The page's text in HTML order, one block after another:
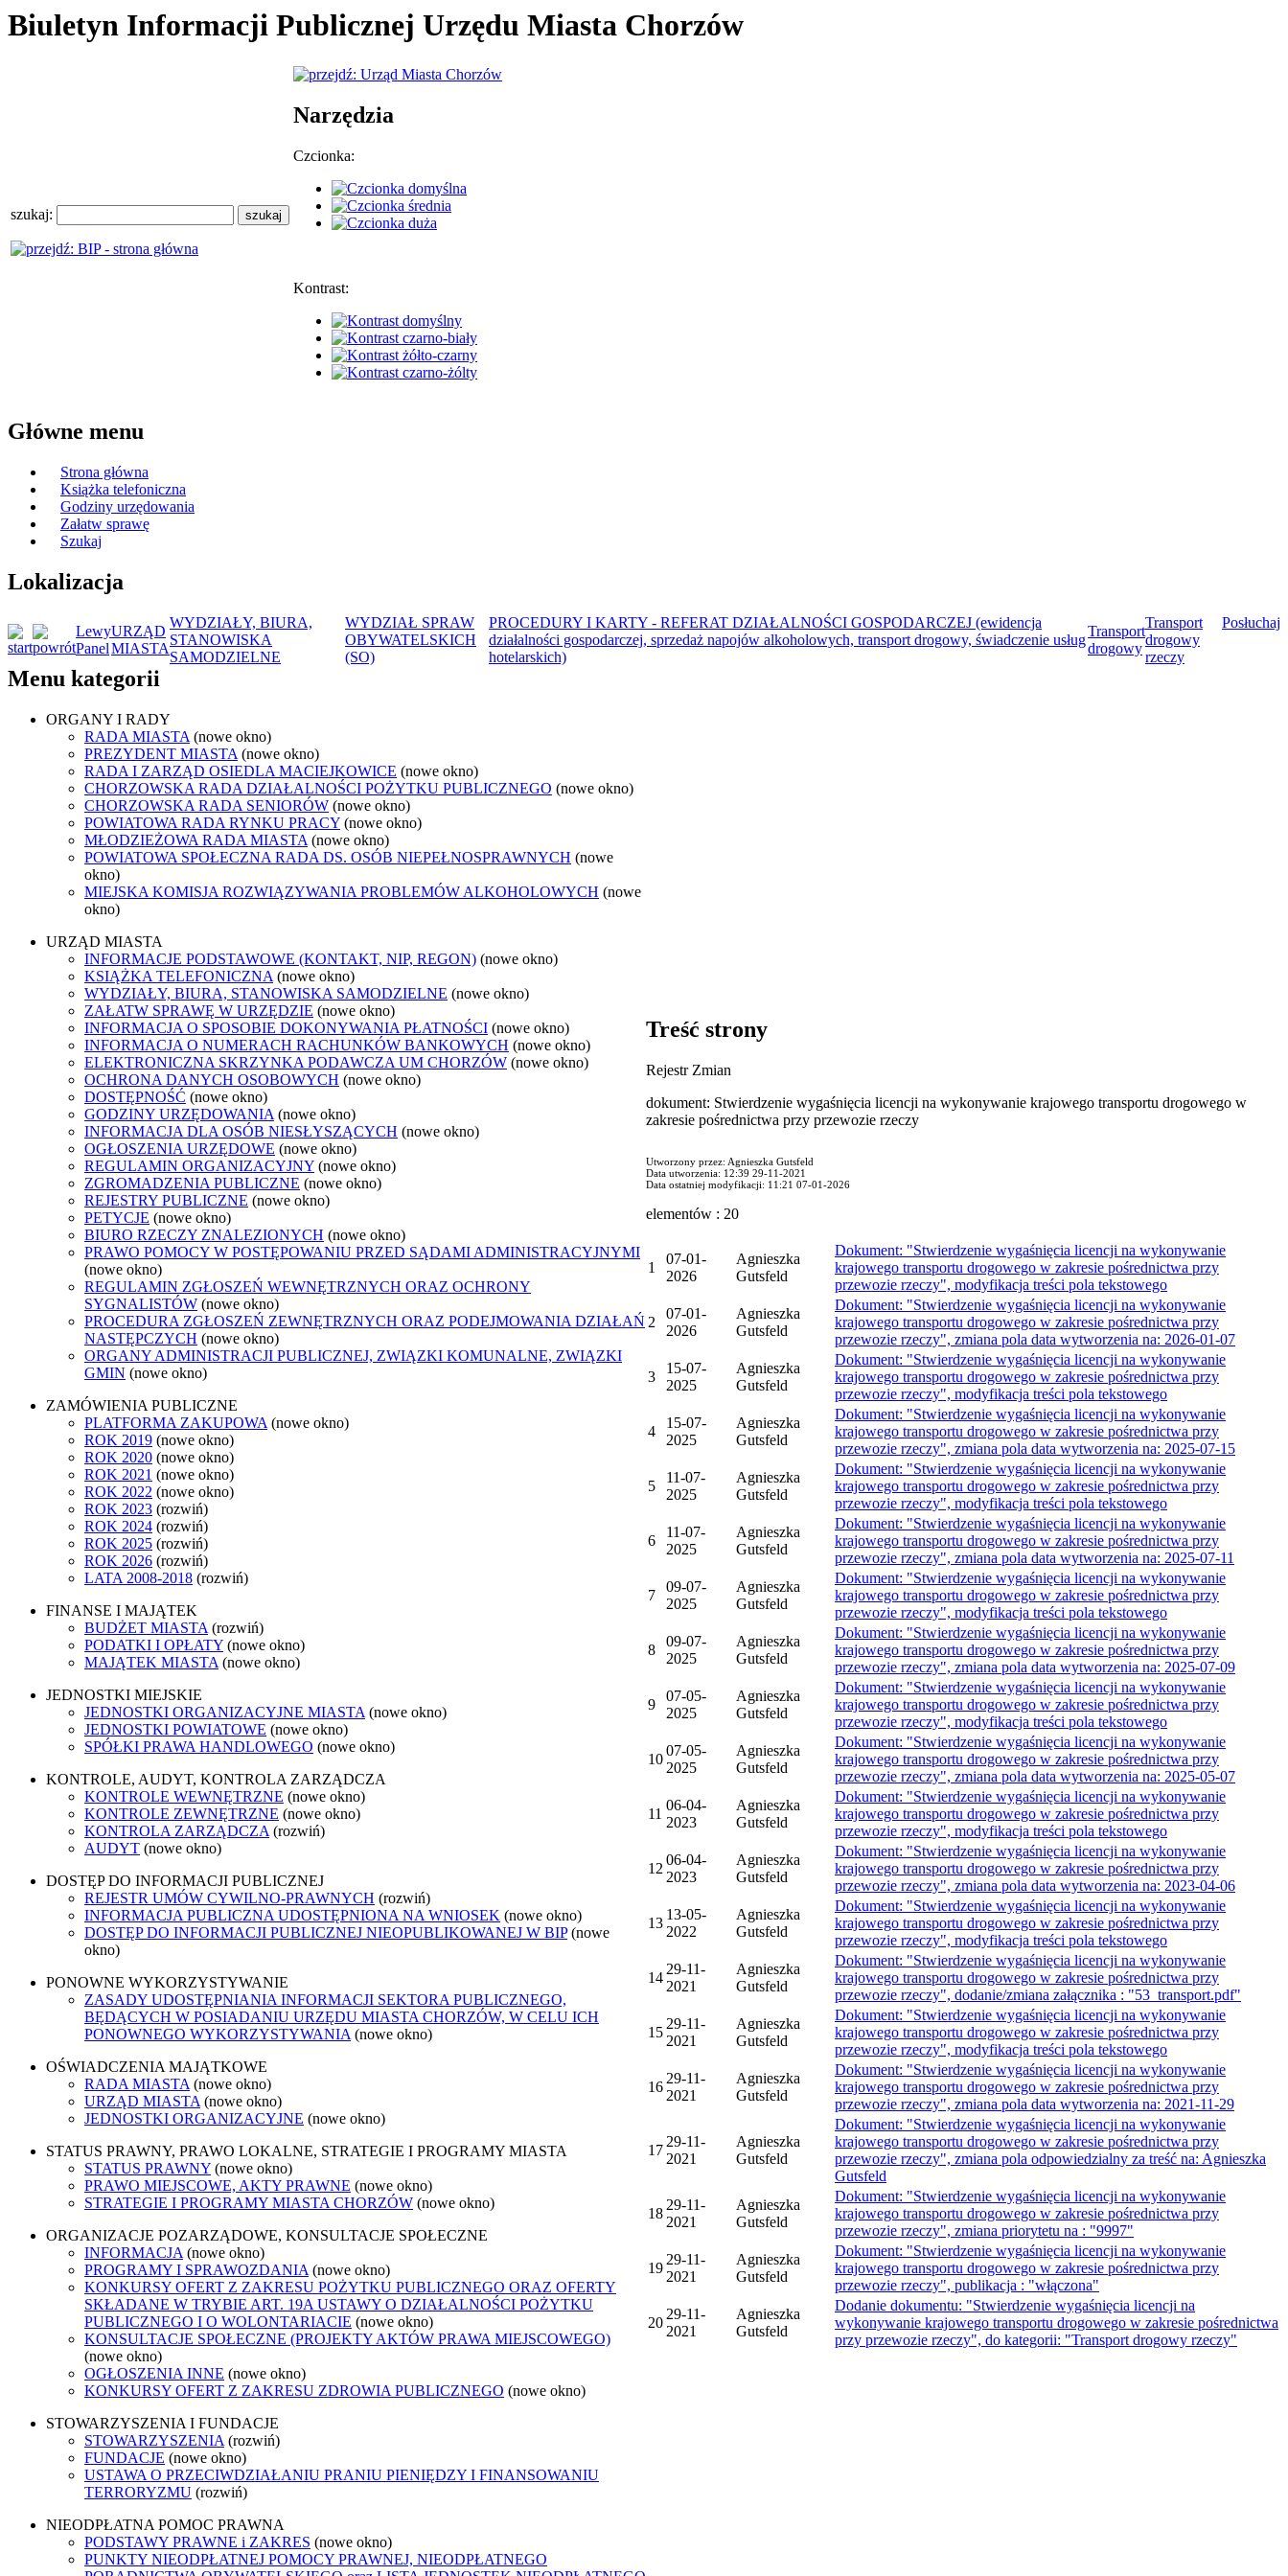
Biuletyn Informacji Publicznej Urzędu Miasta Chorzów
szukaj:
Narzędzia
Czcionka:
Kontrast:
Główne menu
Strona główna
Książka telefoniczna
Godziny urzędowania
Załatw sprawę
Szukaj
Lokalizacja
Posłuchaj
Lewy
Panel
URZĄD
MIASTA
WYDZIAŁY, BIURA,
STANOWISKA
SAMODZIELNE
WYDZIAŁ SPRAW
OBYWATELSKICH
(SO)
PROCEDURY I KARTY - REFERAT DZIAŁALNOŚCI GOSPODARCZEJ (ewidencja
działalności gospodarczej, sprzedaż napojów alkoholowych, transport drogowy, świadczenie usług
hotelarskich)
Transport
drogowy
Transport
drogowy
rzeczy
Menu kategorii
ORGANY I RADY
RADA MIASTA (nowe okno)
PREZYDENT MIASTA (nowe okno)
RADA I ZARZĄD OSIEDLA MACIEJKOWICE (nowe okno)
CHORZOWSKA RADA DZIAŁALNOŚCI POŻYTKU PUBLICZNEGO (nowe okno)
CHORZOWSKA RADA SENIORÓW (nowe okno)
POWIATOWA RADA RYNKU PRACY (nowe okno)
MŁODZIEŻOWA RADA MIASTA (nowe okno)
POWIATOWA SPOŁECZNA RADA DS. OSÓB NIEPEŁNOSPRAWNYCH (nowe
okno)
MIEJSKA KOMISJA ROZWIĄZYWANIA PROBLEMÓW ALKOHOLOWYCH (nowe
okno)
URZĄD MIASTA
INFORMACJE PODSTAWOWE (KONTAKT, NIP, REGON) (nowe okno)
KSIĄŻKA TELEFONICZNA (nowe okno)
WYDZIAŁY, BIURA, STANOWISKA SAMODZIELNE (nowe okno)
ZAŁATW SPRAWĘ W URZĘDZIE (nowe okno)
INFORMACJA O SPOSOBIE DOKONYWANIA PŁATNOŚCI (nowe okno)
INFORMACJA O NUMERACH RACHUNKÓW BANKOWYCH (nowe okno)
ELEKTRONICZNA SKRZYNKA PODAWCZA UM CHORZÓW (nowe okno)
OCHRONA DANYCH OSOBOWYCH (nowe okno)
DOSTĘPNOŚĆ (nowe okno)
GODZINY URZĘDOWANIA (nowe okno)
INFORMACJA DLA OSÓB NIESŁYSZĄCYCH (nowe okno)
OGŁOSZENIA URZĘDOWE (nowe okno)
REGULAMIN ORGANIZACYJNY (nowe okno)
ZGROMADZENIA PUBLICZNE (nowe okno)
REJESTRY PUBLICZNE (nowe okno)
PETYCJE (nowe okno)
BIURO RZECZY ZNALEZIONYCH (nowe okno)
PRAWO POMOCY W POSTĘPOWANIU PRZED SĄDAMI ADMINISTRACYJNYMI
(nowe okno)
REGULAMIN ZGŁOSZEŃ WEWNĘTRZNYCH ORAZ OCHRONY
SYGNALISTÓW (nowe okno)
PROCEDURA ZGŁOSZEŃ ZEWNĘTRZNYCH ORAZ PODEJMOWANIA DZIAŁAŃ
NASTĘPCZYCH (nowe okno)
ORGANY ADMINISTRACJI PUBLICZNEJ, ZWIĄZKI KOMUNALNE, ZWIĄZKI
GMIN (nowe okno)
ZAMÓWIENIA PUBLICZNE
PLATFORMA ZAKUPOWA (nowe okno)
ROK 2019 (nowe okno)
ROK 2020 (nowe okno)
ROK 2021 (nowe okno)
ROK 2022 (nowe okno)
ROK 2023 (rozwiń)
ROK 2024 (rozwiń)
ROK 2025 (rozwiń)
ROK 2026 (rozwiń)
LATA 2008-2018 (rozwiń)
FINANSE I MAJĄTEK
BUDŻET MIASTA (rozwiń)
PODATKI I OPŁATY (nowe okno)
MAJĄTEK MIASTA (nowe okno)
JEDNOSTKI MIEJSKIE
JEDNOSTKI ORGANIZACYJNE MIASTA (nowe okno)
JEDNOSTKI POWIATOWE (nowe okno)
SPÓŁKI PRAWA HANDLOWEGO (nowe okno)
KONTROLE, AUDYT, KONTROLA ZARZĄDCZA
KONTROLE WEWNĘTRZNE (nowe okno)
KONTROLE ZEWNĘTRZNE (nowe okno)
KONTROLA ZARZĄDCZA (rozwiń)
AUDYT (nowe okno)
DOSTĘP DO INFORMACJI PUBLICZNEJ
REJESTR UMÓW CYWILNO-PRAWNYCH (rozwiń)
INFORMACJA PUBLICZNA UDOSTĘPNIONA NA WNIOSEK (nowe okno)
DOSTĘP DO INFORMACJI PUBLICZNEJ NIEOPUBLIKOWANEJ W BIP (nowe
okno)
PONOWNE WYKORZYSTYWANIE
ZASADY UDOSTĘPNIANIA INFORMACJI SEKTORA PUBLICZNEGO,
BĘDĄCYCH W POSIADANIU URZĘDU MIASTA CHORZÓW, W CELU ICH
PONOWNEGO WYKORZYSTYWANIA (nowe okno)
OŚWIADCZENIA MAJĄTKOWE
RADA MIASTA (nowe okno)
URZĄD MIASTA (nowe okno)
JEDNOSTKI ORGANIZACYJNE (nowe okno)
STATUS PRAWNY, PRAWO LOKALNE, STRATEGIE I PROGRAMY MIASTA
STATUS PRAWNY (nowe okno)
PRAWO MIEJSCOWE, AKTY PRAWNE (nowe okno)
STRATEGIE I PROGRAMY MIASTA CHORZÓW (nowe okno)
ORGANIZACJE POZARZĄDOWE, KONSULTACJE SPOŁECZNE
INFORMACJA (nowe okno)
PROGRAMY I SPRAWOZDANIA (nowe okno)
KONKURSY OFERT Z ZAKRESU POŻYTKU PUBLICZNEGO ORAZ OFERTY
SKŁADANE W TRYBIE ART. 19A USTAWY O DZIAŁALNOŚCI POŻYTKU
PUBLICZNEGO I O WOLONTARIACIE (nowe okno)
KONSULTACJE SPOŁECZNE (PROJEKTY AKTÓW PRAWA MIEJSCOWEGO)
(nowe okno)
OGŁOSZENIA INNE (nowe okno)
KONKURSY OFERT Z ZAKRESU ZDROWIA PUBLICZNEGO (nowe okno)
STOWARZYSZENIA I FUNDACJE
STOWARZYSZENIA (rozwiń)
FUNDACJE (nowe okno)
USTAWA O PRZECIWDZIAŁANIU PRANIU PIENIĘDZY I FINANSOWANIU
TERRORYZMU (rozwiń)
NIEODPŁATNA POMOC PRAWNA
PODSTAWY PRAWNE i ZAKRES (nowe okno)
PUNKTY NIEODPŁATNEJ POMOCY PRAWNEJ, NIEODPŁATNEGO
Treść strony
Rejestr Zmian
dokument: Stwierdzenie wygaśnięcia licencji na wykonywanie krajowego transportu drogowego w
zakresie pośrednictwa przy przewozie rzeczy
Utworzony przez: Agnieszka Gutsfeld
Data utworzenia: 12:39 29-11-2021
Data ostatniej modyfikacji: 11:21 07-01-2026
elementów : 20
1
07-01-
2026
Agnieszka
Gutsfeld
Dokument: "Stwierdzenie wygaśnięcia licencji na wykonywanie
krajowego transportu drogowego w zakresie pośrednictwa przy
przewozie rzeczy", modyfikacja treści pola tekstowego
2
07-01-
2026
Agnieszka
Gutsfeld
Dokument: "Stwierdzenie wygaśnięcia licencji na wykonywanie
krajowego transportu drogowego w zakresie pośrednictwa przy
przewozie rzeczy", zmiana pola data wytworzenia na: 2026-01-07
3
15-07-
2025
Agnieszka
Gutsfeld
Dokument: "Stwierdzenie wygaśnięcia licencji na wykonywanie
krajowego transportu drogowego w zakresie pośrednictwa przy
przewozie rzeczy", modyfikacja treści pola tekstowego
4
15-07-
2025
Agnieszka
Gutsfeld
Dokument: "Stwierdzenie wygaśnięcia licencji na wykonywanie
krajowego transportu drogowego w zakresie pośrednictwa przy
przewozie rzeczy", zmiana pola data wytworzenia na: 2025-07-15
5
11-07-
2025
Agnieszka
Gutsfeld
Dokument: "Stwierdzenie wygaśnięcia licencji na wykonywanie
krajowego transportu drogowego w zakresie pośrednictwa przy
przewozie rzeczy", modyfikacja treści pola tekstowego
6
11-07-
2025
Agnieszka
Gutsfeld
Dokument: "Stwierdzenie wygaśnięcia licencji na wykonywanie
krajowego transportu drogowego w zakresie pośrednictwa przy
przewozie rzeczy", zmiana pola data wytworzenia na: 2025-07-11
7
09-07-
2025
Agnieszka
Gutsfeld
Dokument: "Stwierdzenie wygaśnięcia licencji na wykonywanie
krajowego transportu drogowego w zakresie pośrednictwa przy
przewozie rzeczy", modyfikacja treści pola tekstowego
8
09-07-
2025
Agnieszka
Gutsfeld
Dokument: "Stwierdzenie wygaśnięcia licencji na wykonywanie
krajowego transportu drogowego w zakresie pośrednictwa przy
przewozie rzeczy", zmiana pola data wytworzenia na: 2025-07-09
9
07-05-
2025
Agnieszka
Gutsfeld
Dokument: "Stwierdzenie wygaśnięcia licencji na wykonywanie
krajowego transportu drogowego w zakresie pośrednictwa przy
przewozie rzeczy", modyfikacja treści pola tekstowego
10
07-05-
2025
Agnieszka
Gutsfeld
Dokument: "Stwierdzenie wygaśnięcia licencji na wykonywanie
krajowego transportu drogowego w zakresie pośrednictwa przy
przewozie rzeczy", zmiana pola data wytworzenia na: 2025-05-07
11
06-04-
2023
Agnieszka
Gutsfeld
Dokument: "Stwierdzenie wygaśnięcia licencji na wykonywanie
krajowego transportu drogowego w zakresie pośrednictwa przy
przewozie rzeczy", modyfikacja treści pola tekstowego
12
06-04-
2023
Agnieszka
Gutsfeld
Dokument: "Stwierdzenie wygaśnięcia licencji na wykonywanie
krajowego transportu drogowego w zakresie pośrednictwa przy
przewozie rzeczy", zmiana pola data wytworzenia na: 2023-04-06
13
13-05-
2022
Agnieszka
Gutsfeld
Dokument: "Stwierdzenie wygaśnięcia licencji na wykonywanie
krajowego transportu drogowego w zakresie pośrednictwa przy
przewozie rzeczy", modyfikacja treści pola tekstowego
14
29-11-
2021
Agnieszka
Gutsfeld
Dokument: "Stwierdzenie wygaśnięcia licencji na wykonywanie
krajowego transportu drogowego w zakresie pośrednictwa przy
przewozie rzeczy", dodanie/zmiana załącznika : "53_transport.pdf"
15
29-11-
2021
Agnieszka
Gutsfeld
Dokument: "Stwierdzenie wygaśnięcia licencji na wykonywanie
krajowego transportu drogowego w zakresie pośrednictwa przy
przewozie rzeczy", modyfikacja treści pola tekstowego
16
29-11-
2021
Agnieszka
Gutsfeld
Dokument: "Stwierdzenie wygaśnięcia licencji na wykonywanie
krajowego transportu drogowego w zakresie pośrednictwa przy
przewozie rzeczy", zmiana pola data wytworzenia na: 2021-11-29
17
29-11-
2021
Agnieszka
Gutsfeld
Dokument: "Stwierdzenie wygaśnięcia licencji na wykonywanie
krajowego transportu drogowego w zakresie pośrednictwa przy
przewozie rzeczy", zmiana pola odpowiedzialny za treść na: Agnieszka
Gutsfeld
18
29-11-
2021
Agnieszka
Gutsfeld
Dokument: "Stwierdzenie wygaśnięcia licencji na wykonywanie
krajowego transportu drogowego w zakresie pośrednictwa przy
przewozie rzeczy", zmiana priorytetu na : "9997"
19
29-11-
2021
Agnieszka
Gutsfeld
Dokument: "Stwierdzenie wygaśnięcia licencji na wykonywanie
krajowego transportu drogowego w zakresie pośrednictwa przy
przewozie rzeczy", publikacja : "włączona"
20
29-11-
2021
Agnieszka
Gutsfeld
Dodanie dokumentu: "Stwierdzenie wygaśnięcia licencji na
wykonywanie krajowego transportu drogowego w zakresie pośrednictwa
przy przewozie rzeczy", do kategorii: "Transport drogowy rzeczy"